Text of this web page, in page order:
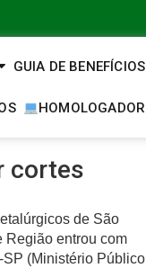
GUIA DE BENEFÍCIOS
HOMOLOGADOR
cortes
de São
Região entrou com
SP (Ministério Público